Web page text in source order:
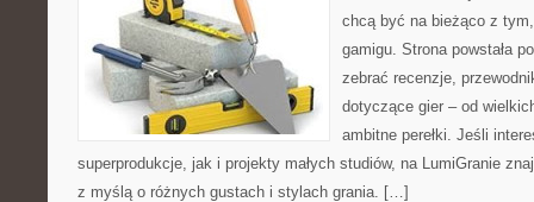
chcą być na bieżąco z
gamigu. Strona powstała
zebrać recenzje,
dotyczące gier – od
ambitne perełki. Jeśli
superprodukcje, jak i projekty małych studiów, na LumiGranie
z myślą o różnych gustach i stylach grania. […]